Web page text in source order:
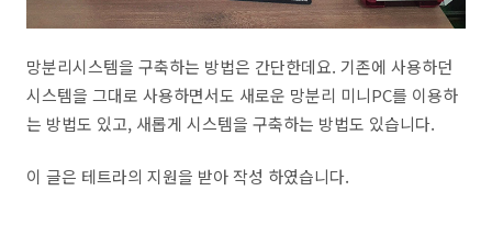
망분리시스템을 구축하는 방법은 간단한데요. 기존에 사용하던
시스템을 그대로 사용하면서도 새로운 망분리 미니PC를 이용하
는 방법도 있고, 새롭게 시스템을 구축하는 방법도 있습니다.
이 글은 테트라의 지원을 받아 작성 하였습니다.